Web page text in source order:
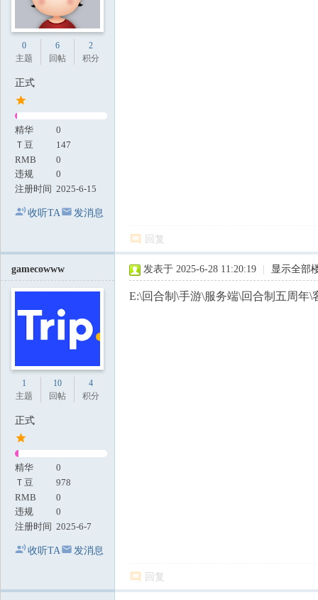
0
主题
6
回帖
2
积分
正式
精华
0
Ｔ豆
147
RMB
0
违规
0
注册时间 2025-6-15
收听TA 发消息
回复
gamecowww
1
主题
10
回帖
4
积分
正式
精华
0
Ｔ豆
978
RMB
0
违规
0
注册时间 2025-6-7
收听TA 发消息
发表于 2025-6-28 11:20:19 显示全部
E:\回合制\手游\服务端\回合制五周年\
回复